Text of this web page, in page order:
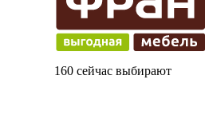
160 сейчас выбирают